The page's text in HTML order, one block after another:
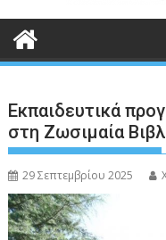
Εκπαιδευτικά
στη Ζωσιμαία
29 Σεπτεμβρίου 2025